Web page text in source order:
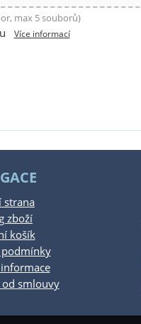
max 5 souborů)
Více informací
strana
zboží
košík
smlouvy